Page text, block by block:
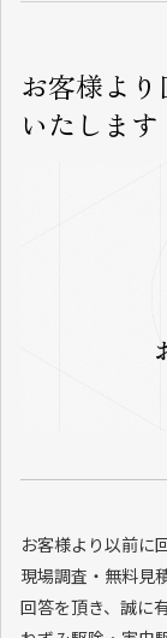
お客様よ
いたします
お客様より以前に
現場調査・無料見
回答を頂き、誠に